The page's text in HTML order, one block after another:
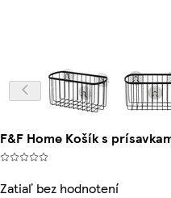
F&F Home Košík s
Zatiaľ bez hodnotení